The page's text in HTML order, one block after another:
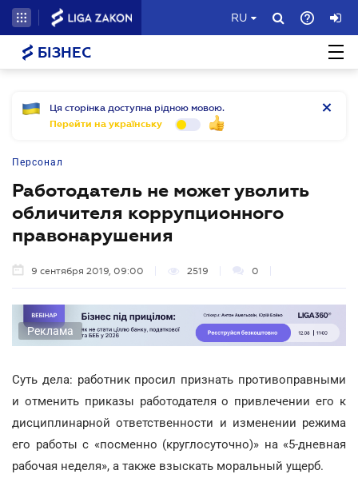
RU
БІЗНЕС
Ця сторінка доступна рідною мовою.
Перейти на українську
Персонал
Работодатель не может уволить
обличителя коррупционного
правонарушения
9 сентября 2019, 09:00 2519 0
Реклама
Суть дела: работник просил признать противоправными
и отменить приказы работодателя о привлечении его к
дисциплинарной ответственности и изменении режима
его работы с «посменно (круглосуточно)» на «5-дневная
рабочая неделя», а также взыскать моральный ущерб.